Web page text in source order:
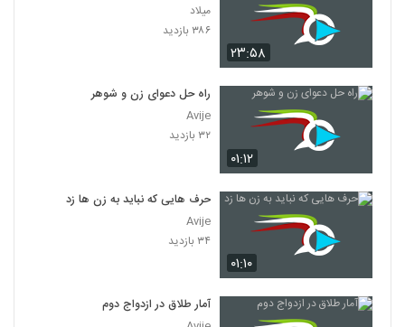
۲۳:۵۸
میلاد
۳۸۶ بازدید
۰۱:۱۲
راه حل دعوای زن و شوهر
Avije
۳۲ بازدید
۰۱:۱۰
حرف هایی که نباید به زن ها زد
Avije
۳۴ بازدید
آمار طلاق در ازدواج دوم